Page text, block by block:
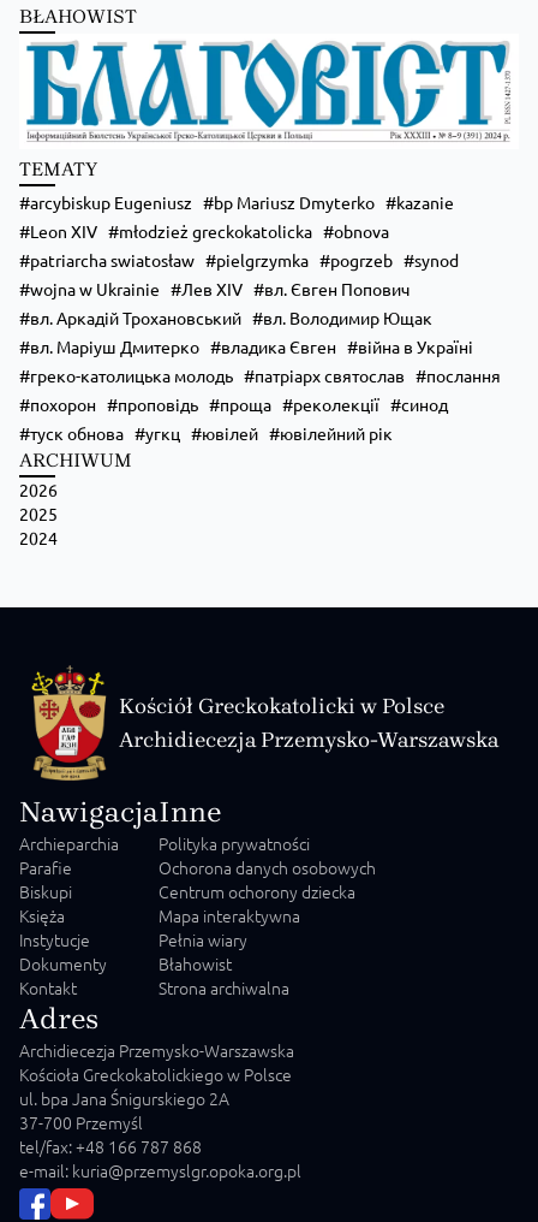
Kościół Greckokatolicki
1 day ago
📅 21–22 серпня
📍 с. Гломча (біля Сянока)
Особливо чекаємо родини, але раді будемо кожному, незалежно від віку
На вас чекають:
🙏 Божественна Літургія;
📖 духовна наука;
🔥 вечірня ватра;
🧭 велика пригодницька гра;
🧠 інтелектуальна гра;
🤝 ...Zobacz więcej
BŁAHOWIST
TEMATY
arcybiskup Eugeniusz bp Mariusz Dmyterko
kazanie
Leon XIV
młodzież greckokatolicka
obnova
patriarcha swiatosław
pielgrzymka pogrzeb
synod
wojna w Ukrainie
Лев XIV
вл. Євген Попович
вл. Аркадій Трохановський
вл. Володимир Ющак
вл. Маріуш Дмитерко
владика Євген
війна в Україні
греко-католицька молодь
патріарх святослав
послання
похорон
проповідь проща реколекції
синод
туск обнова
угкц ювілей ювілейний рік
ARCHIWUM
2026
2025
2024
Kościół Greckokatolicki w Polsce
Archidiecezja Przemysko-Warszawska
Nawigacja
Archieparchia
Parafie
Biskupi
Księża
Instytucje
Dokumenty
Kontakt
Inne
Polityka prywatności
Ochorona danych osobowych
Centrum ochorony dziecka
Mapa interaktywna
Pełnia wiary
Błahowist
Strona archiwalna
Adres
Archidiecezja Przemysko-Warszawska
Kościoła Greckokatolickiego w Polsce
ul. bpa Jana Śnigurskiego 2A
37-700 Przemyśl
tel/fax: +48 166 787 868
e-mail: kuria@przemyslgr.opoka.org.pl